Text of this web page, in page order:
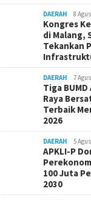
DAERAH 8
Kongres
di Malang,
Tekankan
DAERAH 7
Tiga
Raya
Terbaik
2026
DAERAH 5
APKLI-P
100 Juta
2030